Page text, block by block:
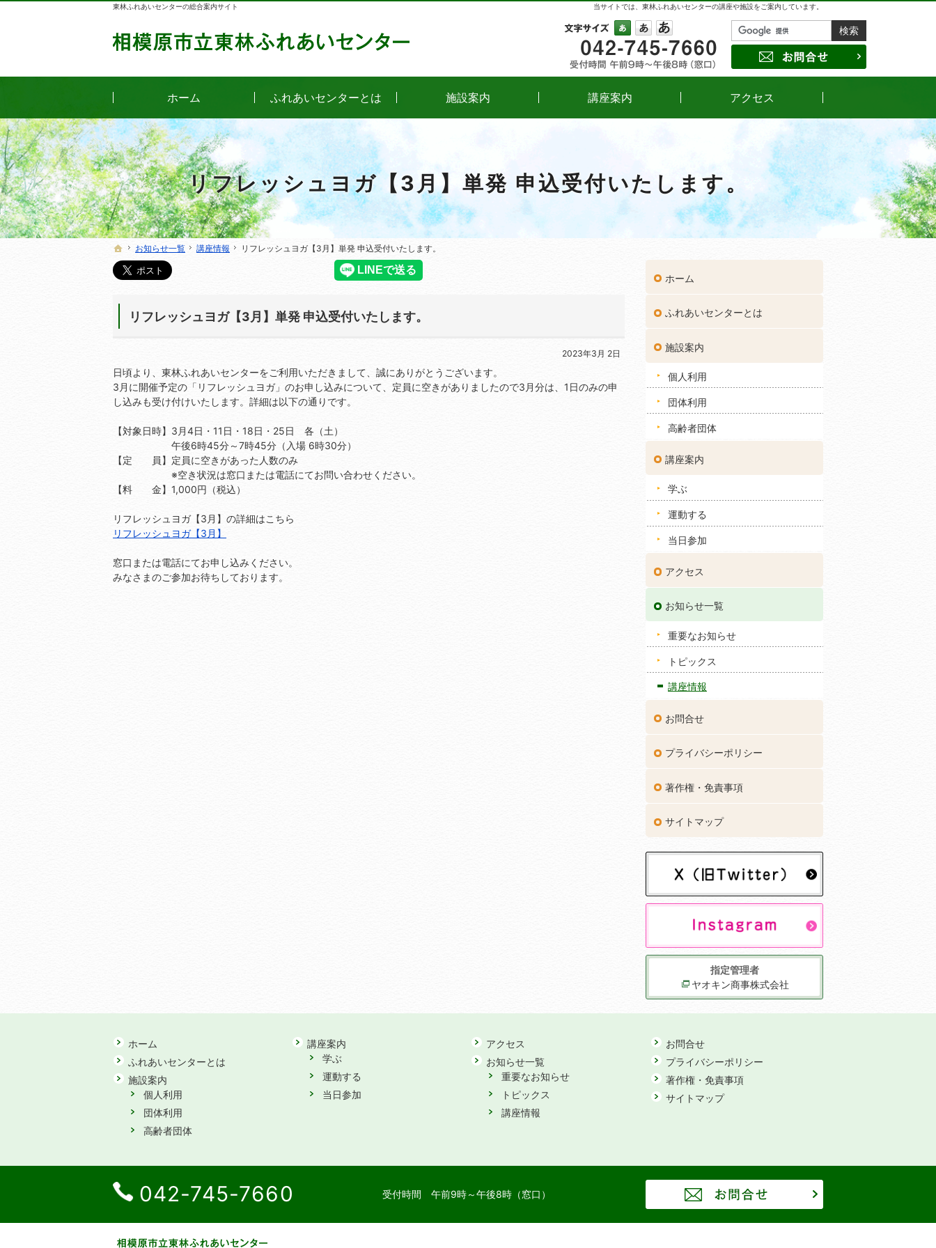
リフレッシュヨガ【3月】単発 申込受付いたします。
当サイトでは、東林ふれあいセンターの講座や施設をご案内しています。
東林ふれあいセンターの総合案内サイト
ホーム
お知らせ一覧 講座情報 リフレッシュヨガ【3月】単発 申込受付いたします。
リフレッシュヨガ【3月】単発 申込受付いたします。
2023年3月 2日
日頃より、東林ふれあいセンターをご利用いただきまして、誠にありがとうございます。
3月に開催予定の「リフレッシュヨガ」のお申し込みについて、定員に空きがありましたので3月分は、1日のみの申
し込みも受け付けいたします。詳細は以下の通りです。
【対象日時】3月4日・11日・18日・25日 各（土）
午後6時45分～7時45分（入場 6時30分）
【定 員】定員に空きがあった人数のみ
※空き状況は窓口または電話にてお問い合わせください。
【料 金】1,000円（税込）
リフレッシュヨガ【3月】の詳細はこちら
リフレッシュヨガ【3月】
窓口または電話にてお申し込みください。
みなさまのご参加お待ちしております。
ホーム
ふれあいセンターとは
施設案内
個人利用
団体利用
高齢者団体
講座案内
学ぶ
運動する
当日参加
アクセス
お知らせ一覧
重要なお知らせ
トピックス
講座情報
お問合せ
プライバシーポリシー
著作権・免責事項
サイトマップ
指定管理者
ヤオキン商事株式会社
ホーム
お知らせ一覧 講座情報 リフレッシュヨガ【3月】単発 申込受付いたします。
文字サイズの変更
小 中 042-745-7660
受付時間午前9時～午後8時（窓口）
ホーム ふれあいセンターとは 施設案内 講座案内 アクセス
ホーム
ふれあいセンターとは
施設案内
個人利用
団体利用
高齢者団体
講座案内
学ぶ
運動する
当日参加
アクセス
お知らせ一覧
重要なお知らせ
トピックス
講座情報
お問合せ
プライバシーポリシー
著作権・免責事項
サイトマップ
042-745-7660 受付時間 午前9時～午後8時（窓口）